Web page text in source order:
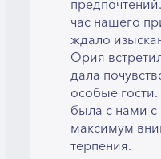
час нашего
ждало
Ория
дала
особые
была с нами с
максимум
терпения.